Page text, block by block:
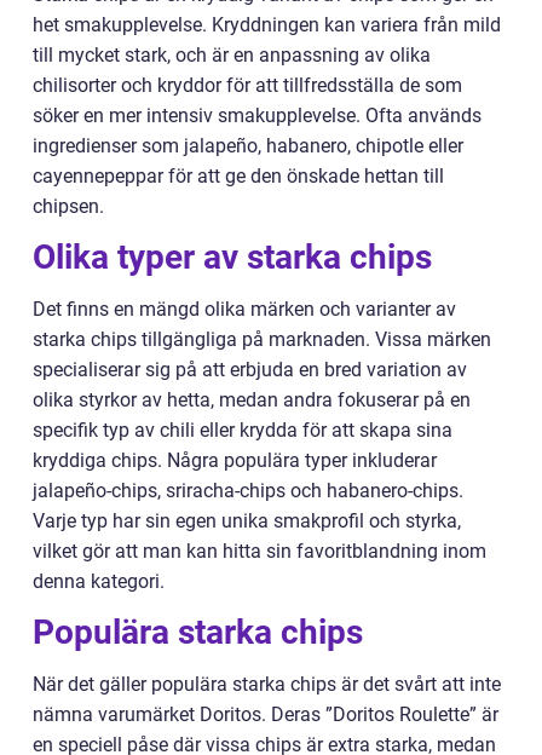
het smakupplevelse. Kryddningen kan variera från mild
till mycket stark, och är en anpassning av olika
chilisorter och kryddor för att tillfredsställa de som
söker en mer intensiv smakupplevelse. Ofta används
ingredienser som jalapeño, habanero, chipotle eller
cayennepeppar för att ge den önskade hettan till
chipsen.
Olika typer av starka chips
Det finns en mängd olika märken och varianter av
starka chips tillgängliga på marknaden. Vissa märken
specialiserar sig på att erbjuda en bred variation av
olika styrkor av hetta, medan andra fokuserar på en
specifik typ av chili eller krydda för att skapa sina
kryddiga chips. Några populära typer inkluderar
jalapeño-chips, sriracha-chips och habanero-chips.
Varje typ har sin egen unika smakprofil och styrka,
vilket gör att man kan hitta sin favoritblandning inom
denna kategori.
Populära starka chips
När det gäller populära starka chips är det svårt att inte
nämna varumärket Doritos. Deras ”Doritos Roulette” är
en speciell påse där vissa chips är extra starka, medan